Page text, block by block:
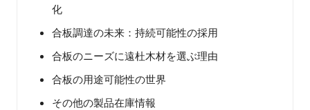
化
合板調達の未来：持続可能性の採用
合板のニーズに遠杜木材を選ぶ理由
合板の用途可能性の世界
その他の製品在庫情報